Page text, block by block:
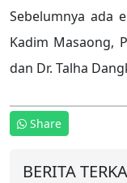
Sebelumnya ada
Kadim Masaong,
dan Dr. Talha
Share
BERITA